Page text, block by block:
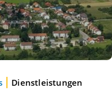
Dienstleistungen